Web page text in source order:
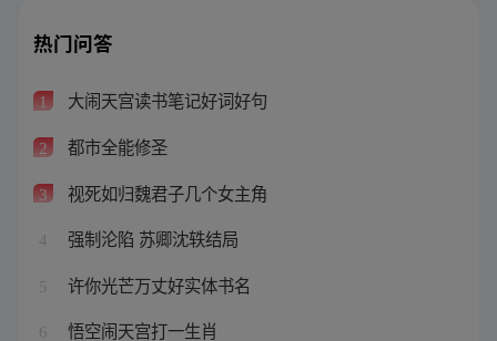
热门问答
1 大闹天宫读书笔记好词好句
2 都市全能修圣
3 视死如归魏君子几个女主角
4 强制沦陷 苏卿沈轶结局
5 许你光芒万丈好实体书名
6 悟空闹天宫打一生肖